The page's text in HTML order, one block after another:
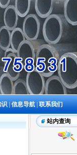
识|信息导航 |联系我们
站内查询